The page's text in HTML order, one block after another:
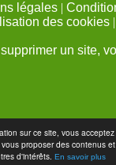
sur ce site, vous acceptez
proposer des contenus et
d'intérêts. En savoir plus
légales |
des cookies |
un site,